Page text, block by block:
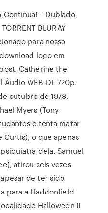
Continua! – Dublado
BLURAY
para nosso
logo em
Catherine the
Áudio WEB-DL 720p.
outubro de 1978,
Myers (Tony
e tenta matar
Curtis), o que apenas
dela, Samuel
atirou seis vezes
de ter sido
para a Haddonfield
Halloween II